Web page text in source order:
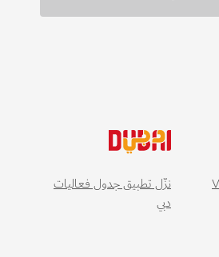
نزّل تطبيق جدول فعاليات